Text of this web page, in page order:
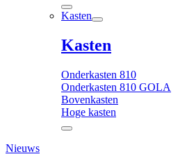
Kasten
Kasten
Onderkasten 810
Onderkasten 810 GOLA
Bovenkasten
Hoge kasten
Nieuws